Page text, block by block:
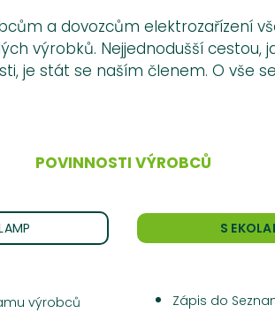
a dovozcům elektrozařízení
výrobků. Nejjednodušší cestou,
je stát se naším členem. O vše
POVINNOSTI VÝROBCŮ
výrobců
S
Zápis do